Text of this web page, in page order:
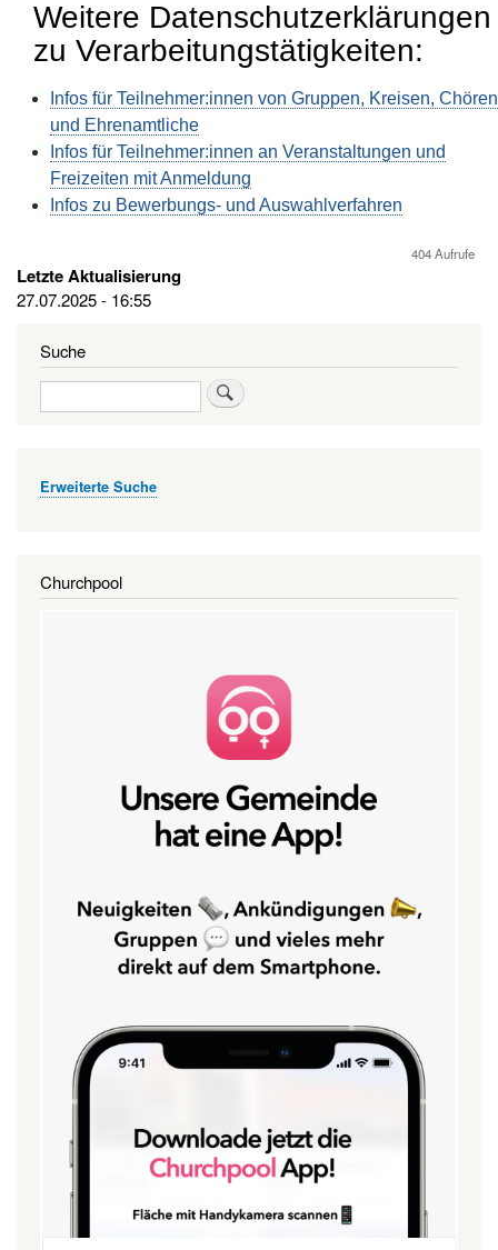
Weitere Datenschutzerklärungen
zu Verarbeitungstätigkeiten:
Infos für Teilnehmer:innen von Gruppen, Kreisen, Chören
und Ehrenamtliche
Infos für Teilnehmer:innen an Veranstaltungen und
Freizeiten mit Anmeldung
Infos zu Bewerbungs- und Auswahlverfahren
404 Aufrufe
Letzte Aktualisierung
27.07.2025 - 16:55
Suche
Suche
Erweiterte Suche
Churchpool